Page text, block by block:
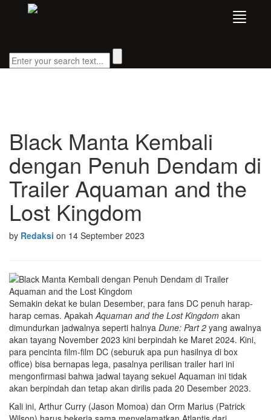
Black Manta Kembali
dengan Penuh Dendam di
Trailer Aquaman and the
Lost Kingdom
by Redaksi on 14 September 2023
Semakin dekat ke bulan Desember, para fans DC penuh harap-
harap cemas. ApakahAquaman and the Lost Kingdom akan
dimundurkan jadwalnya seperti halnya Dune: Part 2 yang awalnya
akan tayang November 2023 kini berpindah ke Maret 2024. Kini,
para pencinta film-film DC (seburuk apa pun hasilnya di box
office) bisa bernapas lega, pasalnya perilisan trailer hari ini
mengonfirmasi bahwa jadwal tayang sekuel Aquaman ini tidak
akan berpindah dan tetap akan dirilis pada 20 Desember 2023.
Kali ini, Arthur Curry (Jason Momoa) dan Orm Marius (Patrick